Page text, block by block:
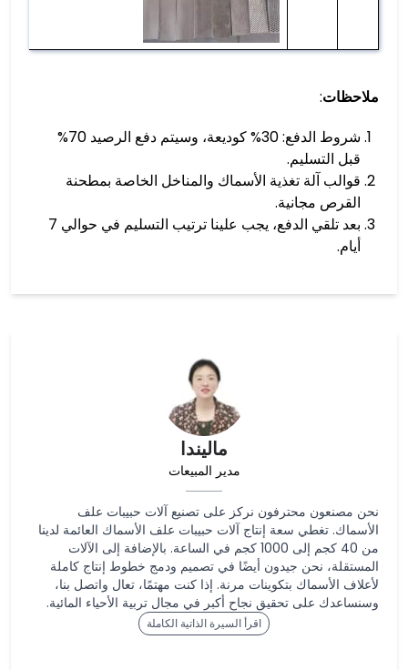
ماليندا
مدير المبيعات
نحن مصنعون محترفون نركز على تصنيع آلات حبيبات علف
الأسماك. تغطي سعة إنتاج آلات حبيبات علف الأسماك العائمة لدينا
من 40 كجم إلى 1000 كجم في الساعة. بالإضافة إلى الآلات
المستقلة، نحن جيدون أيضًا في تصميم ودمج خطوط إنتاج كاملة
لأعلاف الأسماك بتكوينات مرنة. إذا كنت مهتمًا، تعال واتصل بنا،
وسنساعدك على تحقيق نجاح أكبر في مجال تربية الأحياء المائية.
اقرأ السيرة الذاتية الكاملة
ملاحظات:
شروط الدفع: 30% كوديعة، وسيتم دفع الرصيد 70%
قبل التسليم.
قوالب آلة تغذية الأسماك والمناخل الخاصة بمطحنة
القرص مجانية.
بعد تلقي الدفع، يجب علينا ترتيب التسليم في حوالي 7
أيام.